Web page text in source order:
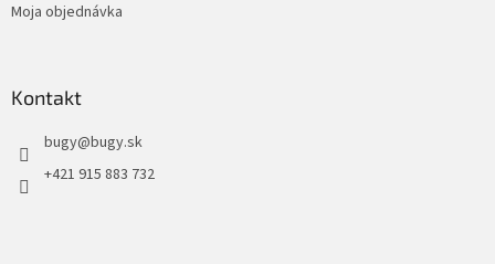
Moja objednávka
Kontakt
bugy@bugy.sk
+421 915 883 732